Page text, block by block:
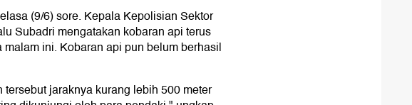
(9/6) sore. Kepala Kepolisian Sektor
Subadri mengatakan kobaran api terus
ini. Kobaran api pun belum berhasil
jaraknya kurang lebih 500 meter